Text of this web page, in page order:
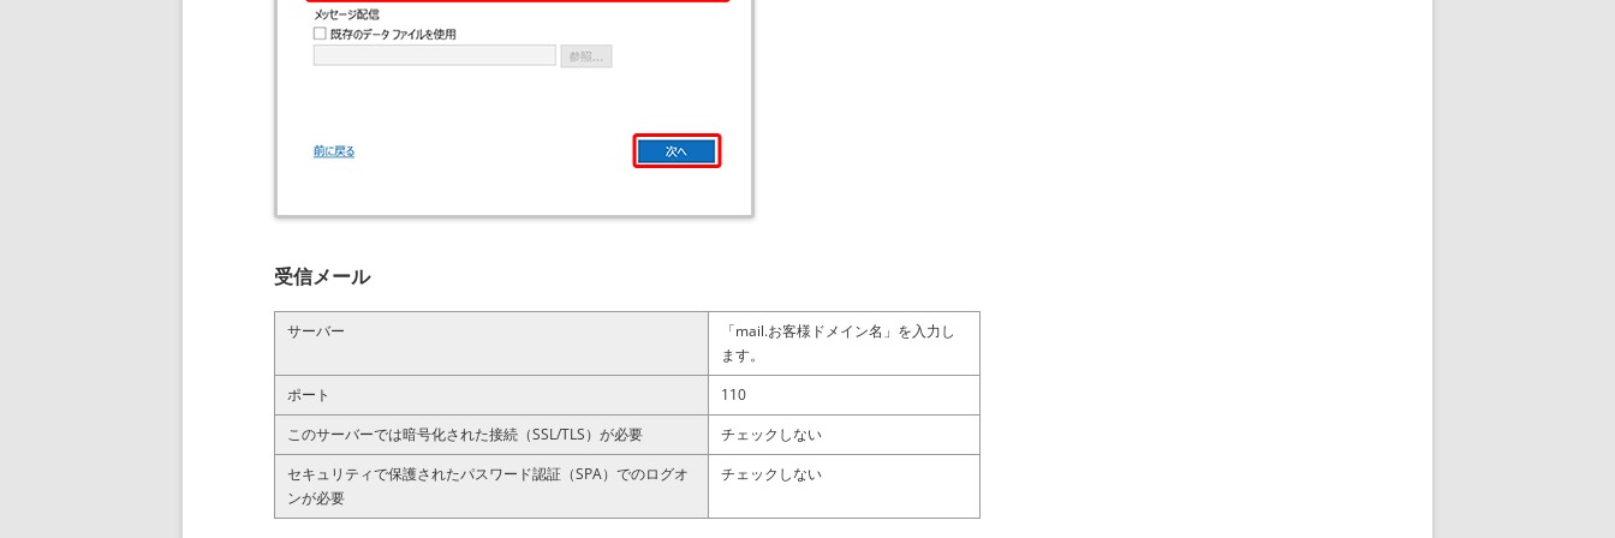
受信メール
サーバー
「mail.お客様ドメイン名」を入力し
ます。
ポート
110
このサーバーでは暗号化された接続（SSL/TLS）が必要
チェックしない
セキュリティで保護されたパスワード認証（SPA）でのログオ
ンが必要
チェックしない